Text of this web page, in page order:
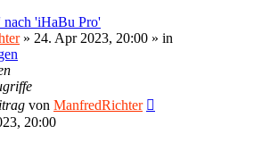
'iHaBu Pro'
» 24. Apr 2023, 20:00 » in
von ManfredRichter
20:00